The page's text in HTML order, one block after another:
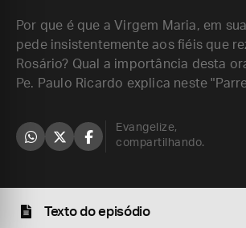
Por que é que a Virgem Maria, em
pede insistentemente aos fiéis que
Rosário? Qual a importância desta
Pe. Paulo Ricardo explica neste
Evangelize,
compartilhando.
Texto do episódio